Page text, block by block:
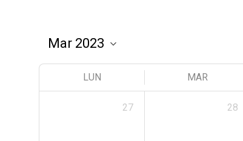
LUN MAR
27 28